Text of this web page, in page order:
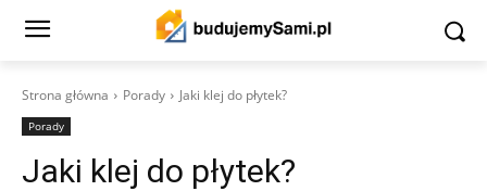
Strona główna Porady Jaki klej do płytek?
Porady
Jaki klej do płytek?